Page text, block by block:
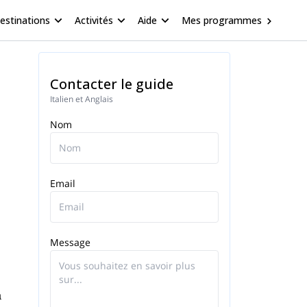
Activités Aide Mes programmes
Contacter le guide
Italien et Anglais
Nom
Email
Message